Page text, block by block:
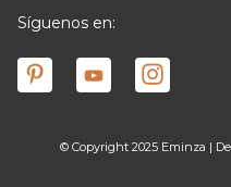
Síguenos en:
© Copyright 2025 Eminza |